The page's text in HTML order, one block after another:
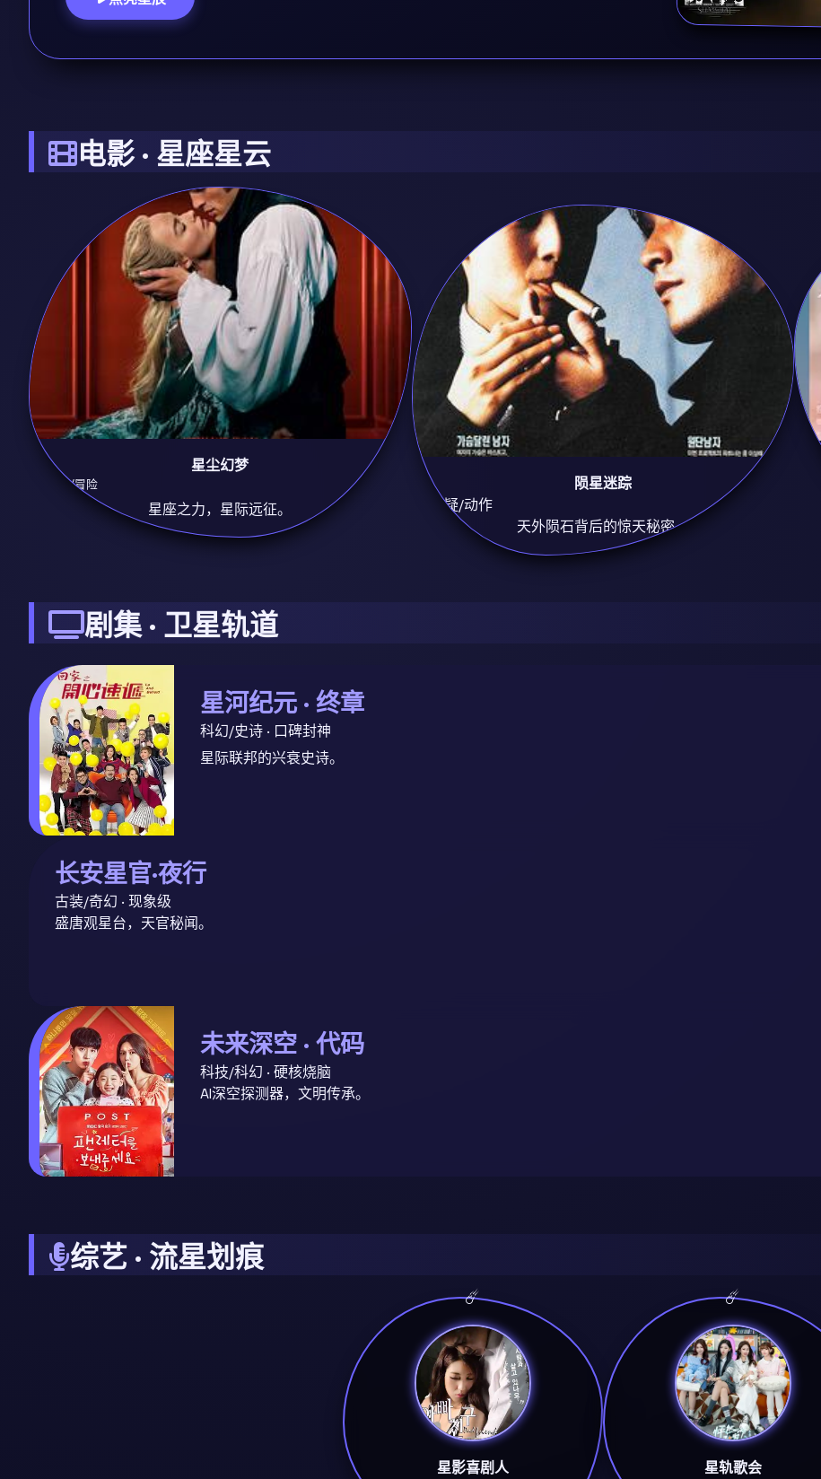
电影 · 星座星云
星尘幻梦
科幻/冒险
星座之力，星际远征。
陨星迷踪
悬疑/动作
天外陨石背后的惊天秘密。
剧集 · 卫星轨道
星河纪元 · 终章
科幻/史诗 · 口碑封神
星际联邦的兴衰史诗。
长安星官·夜行
古装/奇幻 · 现象级
盛唐观星台，天官秘闻。
未来深空 · 代码
科技/科幻 · 硬核烧脑
AI深空探测器，文明传承。
综艺 · 流星划痕
星影喜剧人
星轨歌会